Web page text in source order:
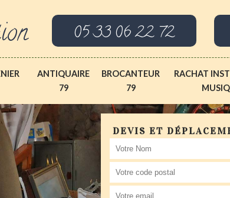
05 33 06 22 72
ANTIQUAIRE
79
BROCANTEUR
79
RACHAT
DEVIS ET